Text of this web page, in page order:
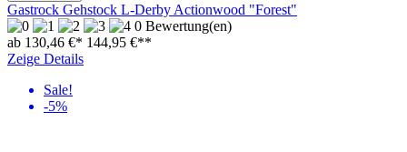
Gastrock Gehstock L-Derby Actionwood "Forest"
0 Bewertung(en)
ab 130,46 €* 144,95 €**
Zeige Details
Sale!
-5%